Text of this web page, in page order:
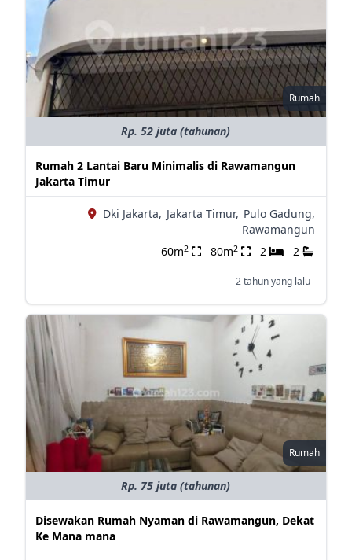
Rumah
Rp. 52 juta (tahunan)
Rumah 2 Lantai Baru Minimalis di Rawamangun
Jakarta Timur
Dki Jakarta, Jakarta Timur, Pulo Gadung,
Rawamangun
60m2 80m2 2 2
2 tahun yang lalu
Rumah
Rp. 75 juta (tahunan)
Disewakan Rumah Nyaman di Rawamangun, Dekat
Ke Mana mana